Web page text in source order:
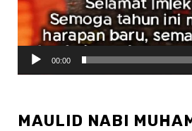
00:00
MAULID NABI